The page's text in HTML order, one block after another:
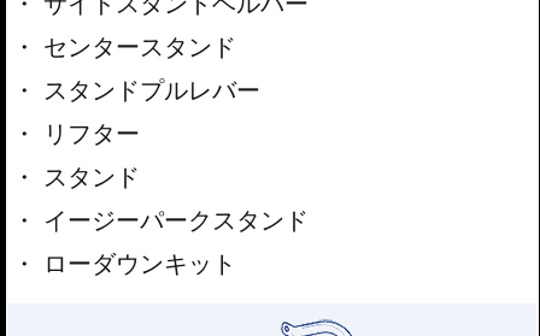
センタースタンド
スタンドプルレバー
リフター
スタンド
イージーパークスタンド
ローダウンキット